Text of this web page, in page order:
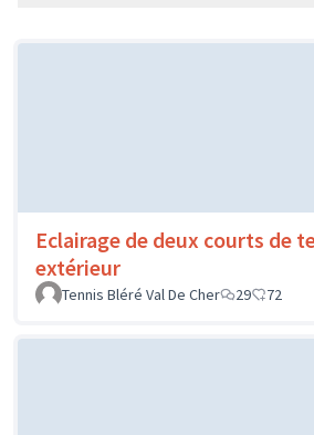
Eclairage de deux courts de
extérieur
Tennis Bléré Val De Cher
29 72